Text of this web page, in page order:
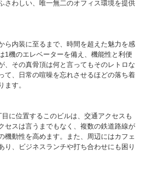
さわしい、唯一無二のオフィス環境を提供
ら内装に至るまで、時間を超えた魅力を感
1機のエレベーターを備え、機能性と利便
、その真骨頂は何と言ってもそのレトロな
て、日常の喧噪を忘れさせるほどの落ち着
ます。
に位置するこのビルは、交通アクセスも
セスは言うまでもなく、複数の鉄道路線が
機動性を高めます。また、周辺にはカフェ
り、ビジネスランチや打ち合わせにも困り